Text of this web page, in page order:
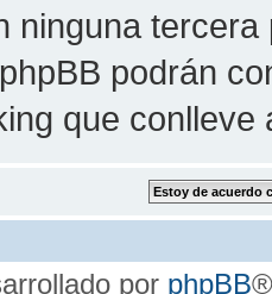
ninguna
podrán
que
por phpBB